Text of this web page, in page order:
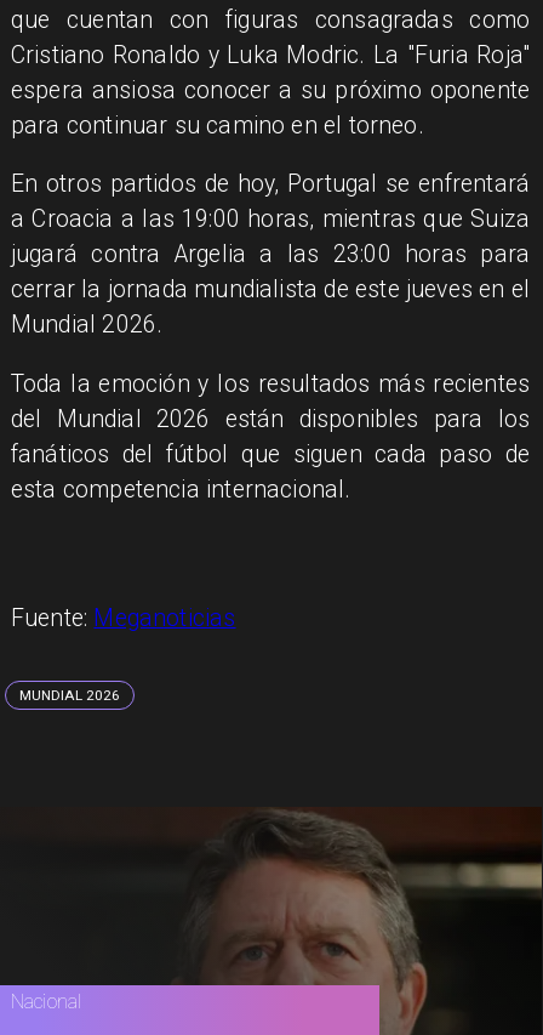
que cuentan con figuras consagradas como
Cristiano Ronaldo y Luka Modric. La "Furia Roja"
espera ansiosa conocer a su próximo oponente
para continuar su camino en el torneo.
En otros partidos de hoy, Portugal se enfrentará
a Croacia a las 19:00 horas, mientras que Suiza
jugará contra Argelia a las 23:00 horas para
cerrar la jornada mundialista de este jueves en el
Mundial 2026.
​Toda la emoción y los resultados más recientes
del Mundial 2026 están disponibles para los
fanáticos del fútbol que siguen cada paso de
esta competencia internacional.
Fuente: Meganoticias
MUNDIAL 2026
Nacional